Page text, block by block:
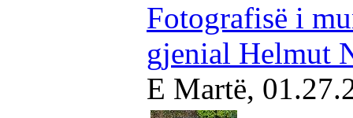
Fotografisë i
gjenial Helmut
E Martë,